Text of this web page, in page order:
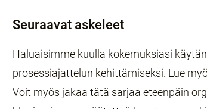
Seuraavat askeleet
Haluaisimme kuulla kokemuksiasi
prosessiajattelun kehittämiseksi. Lue
Voit myös jakaa tätä sarjaa eteenpäin